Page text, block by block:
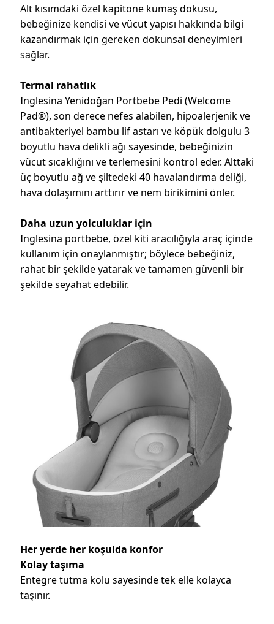
Alt kısımdaki özel kapitone kumaş dokusu,
bebeğinize kendisi ve vücut yapısı hakkında bilgi
kazandırmak için gereken dokunsal deneyimleri
sağlar.
Termal rahatlık
Inglesina Yenidoğan Portbebe Pedi (Welcome
Pad®), son derece nefes alabilen, hipoalerjenik ve
antibakteriyel bambu lif astarı ve köpük dolgulu 3
boyutlu hava delikli ağı sayesinde, bebeğinizin
vücut sıcaklığını ve terlemesini kontrol eder. Alttaki
üç boyutlu ağ ve şiltedeki 40 havalandırma deliği,
hava dolaşımını arttırır ve nem birikimini önler.
Daha uzun yolculuklar için
Inglesina portbebe, özel kiti aracılığıyla araç içinde
kullanım için onaylanmıştır; böylece bebeğiniz,
rahat bir şekilde yatarak ve tamamen güvenli bir
şekilde seyahat edebilir.
Her yerde her koşulda konfor
Kolay taşıma
Entegre tutma kolu sayesinde tek elle kolayca
taşınır.